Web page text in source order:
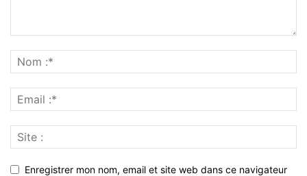
Enregistrer mon nom, email et site web dans ce navigateur